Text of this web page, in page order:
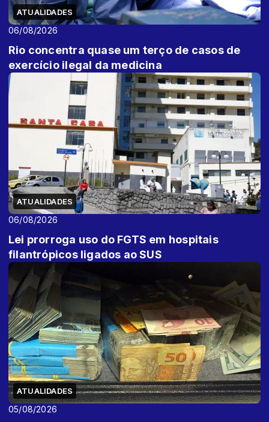
ATUALIDADES
06/08/2026
Rio concentra quase um terço de casos de
exercício ilegal da medicina
ATUALIDADES
06/08/2026
Lei prorroga uso do FGTS em hospitais
filantrópicos ligados ao SUS
ATUALIDADES
05/08/2026